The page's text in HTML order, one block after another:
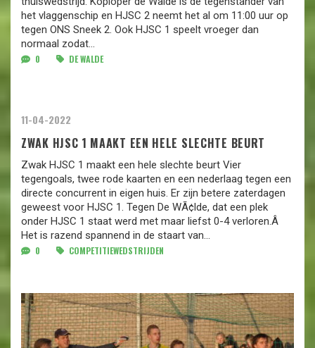
het vlaggenschip en HJSC 2 neemt het al om 11:00 uur op
tegen ONS Sneek 2. Ook HJSC 1 speelt vroeger dan
normaal zodat...
0 DE WALDE
11-04-2022
ZWAK HJSC 1 MAAKT EEN HELE SLECHTE BEURT
Zwak HJSC 1 maakt een hele slechte beurt Vier
tegengoals, twee rode kaarten en een nederlaag tegen een
directe concurrent in eigen huis. Er zijn betere zaterdagen
geweest voor HJSC 1. Tegen De WÃ¢lde, dat een plek
onder HJSC 1 staat werd met maar liefst 0-4 verloren.Â
Het is razend spannend in de staart van...
0 COMPETITIEWEDSTRIJDEN